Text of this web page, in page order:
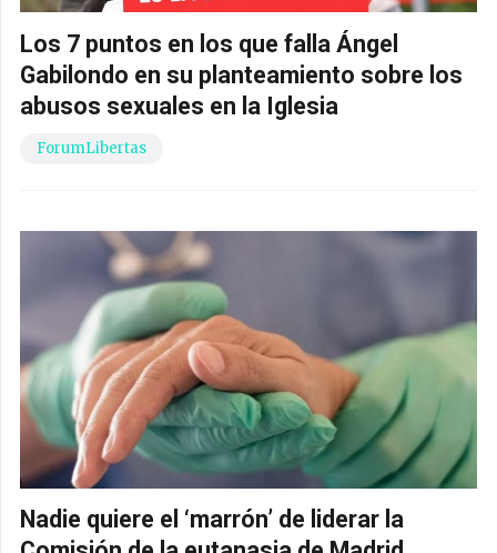
Los 7 puntos en los que falla Ángel
Gabilondo en su planteamiento sobre los
abusos sexuales en la Iglesia
ForumLibertas
Nadie quiere el ‘marrón’ de liderar la